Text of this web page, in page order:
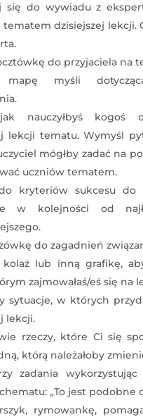
się do wywiadu z
tematem dzisiejszej lekcji.
do przyjaciela na
mapę myśli
nauczyłbyś kogoś
lekcji tematu. Wymyśl
mógłby zadać na
uczniów tematem.
kryteriów sukcesu do
w kolejności od
do zagadnień
kolaż lub inną grafikę,
zajmowałaś/eś się na
sytuacje, w których
lekcji.
rzeczy, które Ci się
którą należałoby
zadania
„To jest podobne
rymowankę,